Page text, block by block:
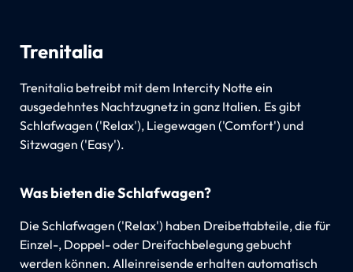
Trenitalia
Trenitalia betreibt mit dem Intercity Notte ein
ausgedehntes Nachtzugnetz in ganz Italien. Es gibt
Schlafwagen ('Relax'), Liegewagen ('Comfort') und
Sitzwagen ('Easy').
Was bieten die Schlafwagen?
Die Schlafwagen ('Relax') haben Dreibettabteile, die für
Einzel-, Doppel- oder Dreifachbelegung gebucht
werden können. Alleinreisende erhalten automatisch